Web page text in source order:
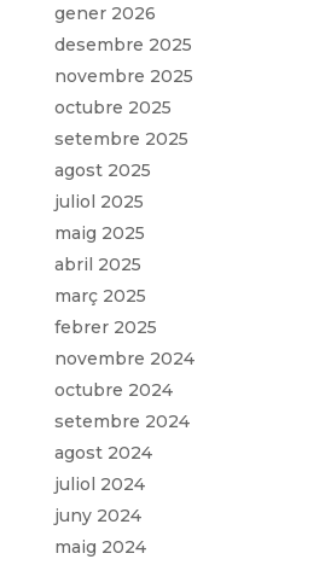
gener 2026
desembre 2025
novembre 2025
octubre 2025
setembre 2025
agost 2025
juliol 2025
maig 2025
abril 2025
març 2025
febrer 2025
novembre 2024
octubre 2024
setembre 2024
agost 2024
juliol 2024
juny 2024
maig 2024